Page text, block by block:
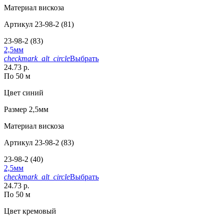
Материал вискоза
Артикул 23-98-2 (81)
23-98-2 (83)
2,5мм
checkmark_alt_circleВыбрать
24.73 р.
По 50 м
Цвет синий
Размер 2,5мм
Материал вискоза
Артикул 23-98-2 (83)
23-98-2 (40)
2,5мм
checkmark_alt_circleВыбрать
24.73 р.
По 50 м
Цвет кремовый